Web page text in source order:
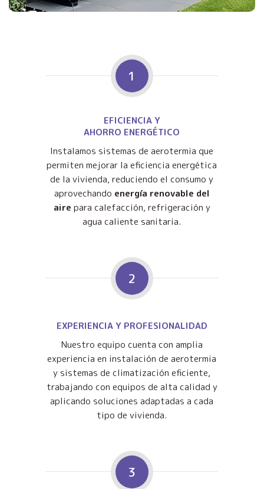
1
EFICIENCIA Y
AHORRO ENERGÉTICO
Instalamos sistemas de aerotermia que
permiten mejorar la eficiencia energética
de la vivienda, reduciendo el consumo y
aprovechando energía renovable del
aire para calefacción, refrigeración y
agua caliente sanitaria.
2
EXPERIENCIA Y PROFESIONALIDAD
Nuestro equipo cuenta con amplia
experiencia en instalación de aerotermia
y sistemas de climatización eficiente,
trabajando con equipos de alta calidad y
aplicando soluciones adaptadas a cada
tipo de vivienda.
3